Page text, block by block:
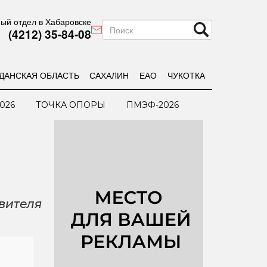
отдел в Хабаровске
(4212) 35-84-08
ОБЛАСТЬ САХАЛИН ЕАО ЧУКОТКА
ТОЧКА ОПОРЫ ПМЭФ-2026